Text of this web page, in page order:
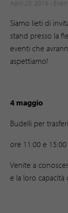
April 25, 2019 -
Siamo lieti di
stand presso la
eventi che
aspettiamo!
4 maggio
Budelli per
ore 11:00 e 15:00
Venite a
e la loro capacità